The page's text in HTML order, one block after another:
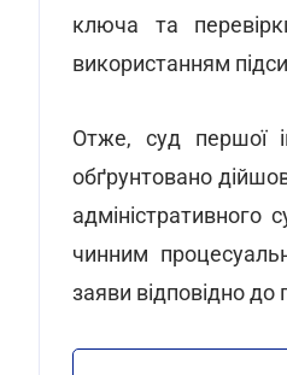
ключа та
використанням
Отже, суд першої
обґрунтовано
чинним
заяви відповідно до